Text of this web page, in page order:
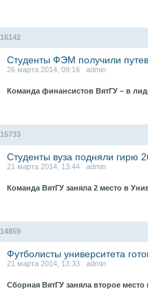
16142
Студенты ФЭМ получили
26 марта 2014, 09:16 admin
Команда финансистов ВятГУ – в
15733
Студенты вуза подняли гирю
21 марта 2014, 13:44 admin
Команда ВятГУ заняла 2 место в
14859
Футболисты университета
21 марта 2014, 13:33 admin
Сборная ВятГУ заняла второе